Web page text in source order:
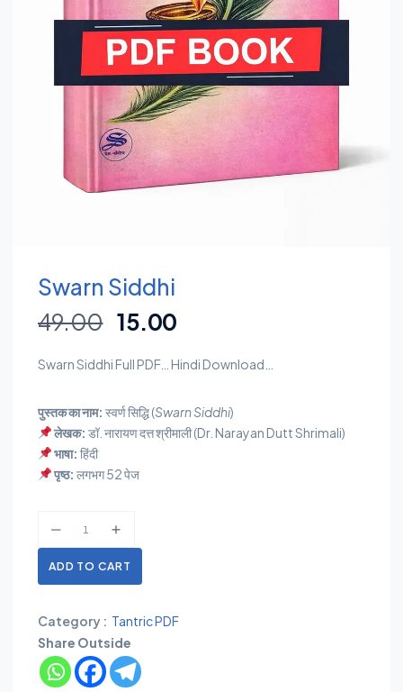
Swarn Siddhi
49.00 15.00
Swarn Siddhi Full PDF… Hindi Download…
पुस्तक का नाम: स्वर्ण सिद्धि (Swarn Siddhi)
लेखक: डॉ. नारायण दत्त श्रीमाली (Dr. Narayan Dutt Shrimali)
भाषा: हिंदी
पृष्ठ: लगभग 52 पेज
ADD TO CART
Category : Tantric PDF
Share Outside